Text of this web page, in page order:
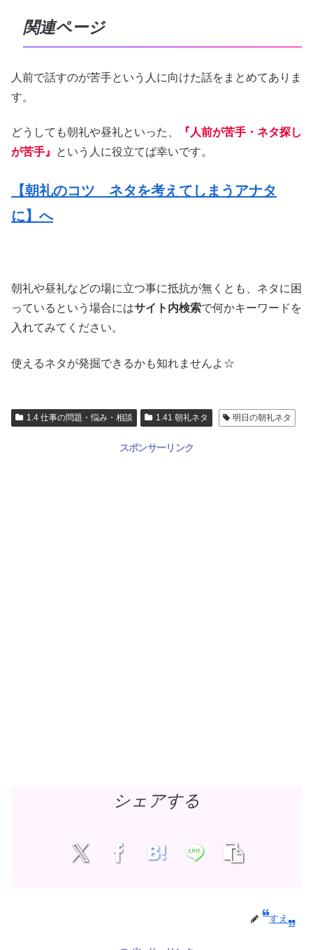
関連ページ
人前で話すのが苦手という人に向けた話をまとめてありま
す。
どうしても朝礼や昼礼といった、
『人前が苦手・ネタ探し
が苦手』
という人に役立てば幸いです。
【朝礼のコツ ネタを考えてしまうアナタ
に】へ
朝礼や昼礼などの場に立つ事に抵抗が無くとも、ネタに困
っているという場合にはサイト内検索で何かキーワードを
入れてみてください。
使えるネタが発掘できるかも知れませんよ☆
1.4 仕事の問題・悩み・相談 1.41 朝礼ネタ 明日の朝礼ネタ
スポンサーリンク
シェアする
すえ